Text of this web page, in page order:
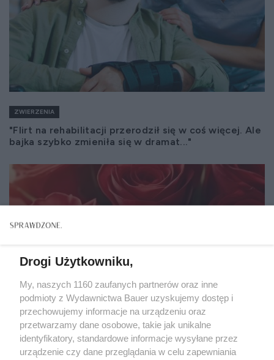
ZWIERZENIA
"Flirt na rehabilitacji przerodził się w coś więcej. Ale
bajka szybko zmieniła się w dramat..."
Drogi Użytkowniku,
My, naszych 1160 zaufanych partnerów oraz inne
podmioty z Wydawnictwa Bauer uzyskujemy dostęp i
przechowujemy informacje na urządzeniu oraz
przetwarzamy dane osobowe, takie jak unikalne
identyfikatory, standardowe informacje wysyłane przez
urządzenie czy dane przeglądania w celu zapewniania